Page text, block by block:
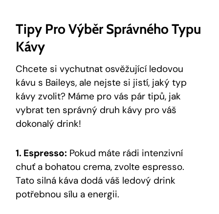
Tipy Pro Výběr Správného Typu
Kávy
Chcete si vychutnat osvěžující ledovou
kávu s Baileys, ale nejste si jistí, jaký typ
kávy zvolit? Máme pro vás pár tipů, jak
vybrat ten správný druh kávy pro váš
dokonalý drink!
1. Espresso: Pokud máte rádi intenzivní
chuť a bohatou crema, zvolte espresso.
Tato silná káva dodá váš ledový drink
potřebnou sílu a energii.